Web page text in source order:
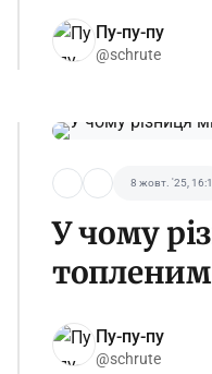
Пу-пу-пу
@schrute
8 жовт. '25,
У чому
топленим
Пу-пу-пу
@schrute